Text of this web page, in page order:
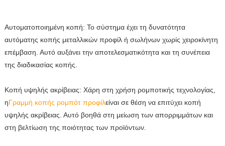
Αυτοματοποιημένη κοπή: Το σύστημα έχει τη δυνατότητα
αυτόματης κοπής μεταλλικών προφίλ ή σωλήνων χωρίς χειροκίνητη
επέμβαση. Αυτό αυξάνει την αποτελεσματικότητα και τη συνέπεια
της διαδικασίας κοπής.
Κοπή υψηλής ακρίβειας: Χάρη στη χρήση ρομποτικής τεχνολογίας,
ηΓραμμή κοπής ρομπότ προφίλείναι σε θέση να επιτύχει κοπή
υψηλής ακρίβειας. Αυτό βοηθά στη μείωση των απορριμμάτων και
στη βελτίωση της ποιότητας των προϊόντων.